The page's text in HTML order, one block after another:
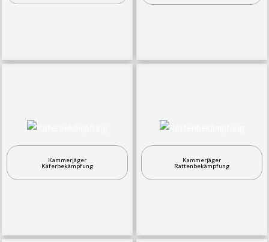
Kammerjäger
Käferbekämpfung
Kammerjäger
Rattenbekämpfung